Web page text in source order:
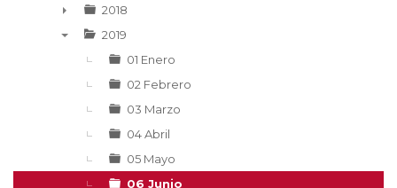
►
2018
2019
01 Enero
02 Febrero
03 Marzo
04 Abril
05 Mayo
06 Junio